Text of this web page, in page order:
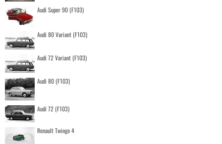
Audi Super 90 (F103)
Audi 80 Variant (F103)
Audi 72 Variant (F103)
Audi 80 (F103)
Audi 72 (F103)
Renault Twingo 4